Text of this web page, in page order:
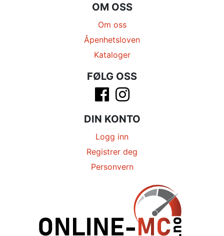
OM OSS
Om oss
Åpenhetsloven
Kataloger
FØLG OSS
DIN KONTO
Logg inn
Registrer deg
Personvern